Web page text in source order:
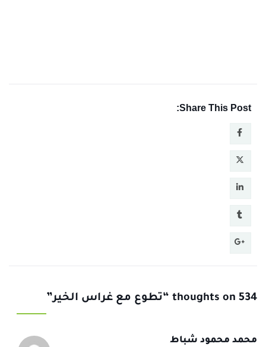
Share This Post:
534 thoughts on “تطوع مع غراس الخير”
محمد محمود شباط